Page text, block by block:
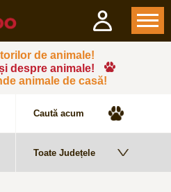
de animale!
despre animale!
animale de casă!